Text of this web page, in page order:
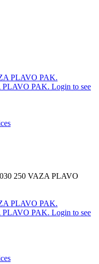
PLAVO PAK. Login to see
250 VAZA PLAVO
PLAVO PAK. Login to see